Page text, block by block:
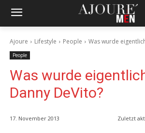
Ajoure Lifestyle People Was wurde
People
Was wurde
Danny DeVito?
17. November 2013 Zuletzt